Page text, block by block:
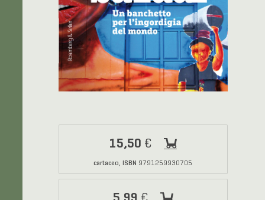
15,50 €
cartaceo, ISBN 9791259930705